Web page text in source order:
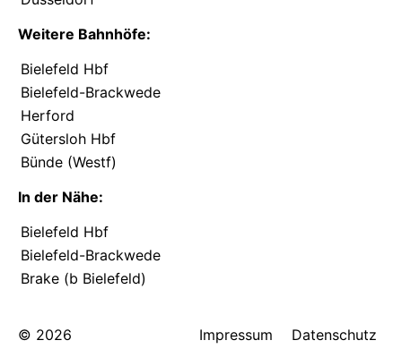
Weitere Bahnhöfe:
Bielefeld Hbf
Bielefeld-Brackwede
Herford
Gütersloh Hbf
Bünde (Westf)
In der Nähe:
Bielefeld Hbf
Bielefeld-Brackwede
Brake (b Bielefeld)
© 2026 Impressum Datenschutz